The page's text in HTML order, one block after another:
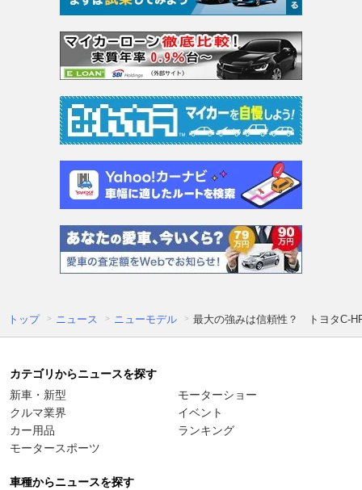
トップ ニュース ニューモデル 最大の強みは信頼性？ トヨタC-
カテゴリからニュースを探す
新車・新型
クルマ業界
カー用品
モータースポーツ
モーターショー
イベント
ランキング
車種からニュースを探す